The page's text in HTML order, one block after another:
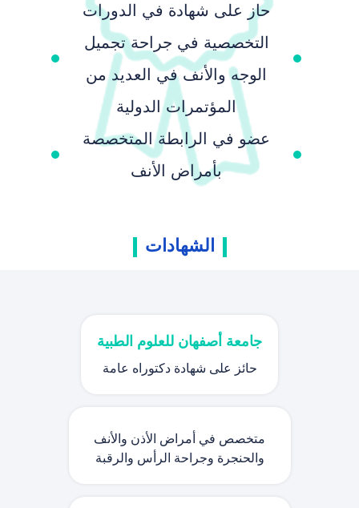
حاز على شهادة في الدورات
التخصصية في جراحة تجميل
الوجه والأنف في العديد من
المؤتمرات الدولية
عضو في الرابطة المتخصصة
بأمراض الأنف
الشهادات
جامعة أصفهان للعلوم الطبية
حائز على شهادة دكتوراه عامة
متخصص في أمراض الأذن والأنف
والحنجرة وجراحة الرأس والرقبة